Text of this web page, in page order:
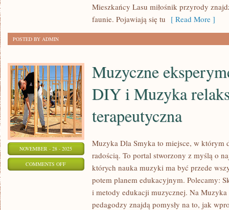
LUDOWEJ
Mieszkańcy Lasu miłośnik przyrody
faunie. Pojawiają się tu [ Read More ]
POSTED BY ADMIN
NOVEMBER - 28 - 2025
COMMENTS OFFON
EKSPERYMENTY
Muzyczne
DIY i Muzyka
terapeutyczna
Muzyka Dla Smyka to miejsce, w którym
radością. To portal stworzony z myślą o
których nauka muzyki ma być przede
potem planem edukacyjnym. Polecamy:
i metody edukacji muzycznej. Na
pedagodzy znajdą pomysły na to, jak